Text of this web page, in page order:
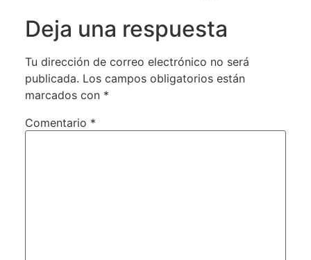
Deja una respuesta
Tu dirección de correo electrónico no será
publicada. Los campos obligatorios están
marcados con *
Comentario *